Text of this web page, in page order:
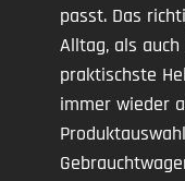
passt. Das
Alltag, als
praktischste
immer wieder